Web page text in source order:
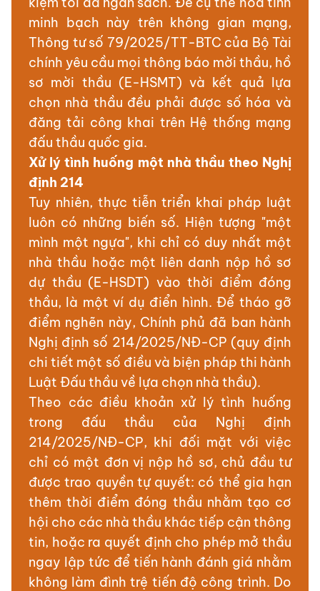
minh bạch này trên không gian mạng,
Thông tư số 79/2025/TT-BTC của Bộ Tài
chính yêu cầu mọi thông báo mời thầu, hồ
sơ mời thầu (E-HSMT) và kết quả lựa
chọn nhà thầu đều phải được số hóa và
đăng tải công khai trên Hệ thống mạng
đấu thầu quốc gia.
Xử lý tình huống một nhà thầu theo Nghị
định 214
Tuy nhiên, thực tiễn triển khai pháp luật
luôn có những biến số. Hiện tượng "một
mình một ngựa", khi chỉ có duy nhất một
nhà thầu hoặc một liên danh nộp hồ sơ
dự thầu (E-HSDT) vào thời điểm đóng
thầu, là một ví dụ điển hình. Để tháo gỡ
điểm nghẽn này, Chính phủ đã ban hành
Nghị định số 214/2025/NĐ-CP (quy định
chi tiết một số điều và biện pháp thi hành
Luật Đấu thầu về lựa chọn nhà thầu).
Theo các điều khoản xử lý tình huống
trong đấu thầu của Nghị định
214/2025/NĐ-CP, khi đối mặt với việc
chỉ có một đơn vị nộp hồ sơ, chủ đầu tư
được trao quyền tự quyết: có thể gia hạn
thêm thời điểm đóng thầu nhằm tạo cơ
hội cho các nhà thầu khác tiếp cận thông
tin, hoặc ra quyết định cho phép mở thầu
ngay lập tức để tiến hành đánh giá nhằm
không làm đình trệ tiến độ công trình. Do